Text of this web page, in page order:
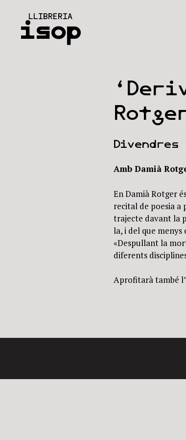
contingutisop
LLIBRERIA
Divendres
Amb Damià
En Damià Rotger
recital de poesia a
trajecte davant la
la, i del que menys
«Despullant la
diferents
Aprofitarà també